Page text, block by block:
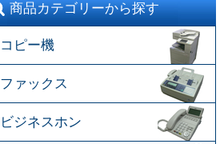
商品カテゴリーから探す
コピー機
ファックス
ビジネスホン